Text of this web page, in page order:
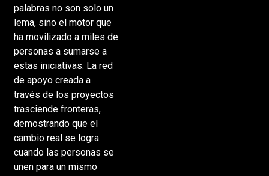
palabras no son solo un
lema, sino el motor que
ha movilizado a miles de
personas a sumarse a
estas iniciativas. La red
de apoyo creada a
través de los proyectos
trasciende fronteras,
demostrando que el
cambio real se logra
cuando las personas se
unen para un mismo